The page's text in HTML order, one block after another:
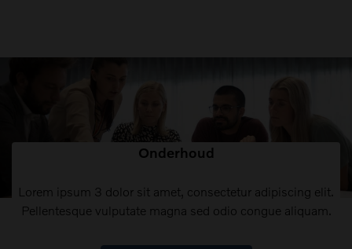
Onderhoud
Lorem ipsum 3 dolor sit amet, consectetur adipiscing elit.
Pellentesque vulputate magna sed odio congue aliquam.